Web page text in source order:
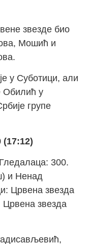
звезде био
Мошић и
у Суботици, али
Обилић у
групе
(17:12)
300.
и Ненад
Црвена звезда
звезда